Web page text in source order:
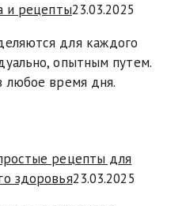
и рецепты23.03.2025
для каждого
опытным путем.
любое время дня.
рецепты для
здоровья23.03.2025